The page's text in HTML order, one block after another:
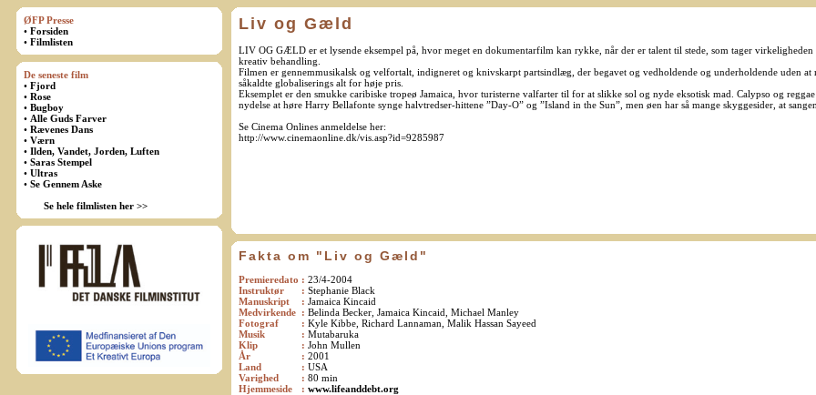
ØFP Presse
• Forsiden
• Filmlisten
De seneste film
• Fjord
• Rose
• Bugboy
• Alle Guds Farver
• Rævenes Dans
• Værn
• Ilden, Vandet, Jorden, Luften
• Saras Stempel
• Ultras
• Se Gennem Aske
Se hele filmlisten her >>
Liv og Gæld
LIV OG GÆLD er et lysende eksempel på, hvor meget en dokumentarfilm kan rykke, når der er talent til stede, som tager
kreativ behandling.
Filmen er gennemmusikalsk og velfortalt, indigneret og knivskarpt partsindlæg, der begavet og vedholdende og underholdende uden
såkaldte globaliserings alt for høje pris.
Eksemplet er den smukke caribiske tropeø Jamaica, hvor turisterne valfarter til for at slikke sol og nyde eksotisk mad. Calypso og
nydelse at høre Harry Bellafonte synge halvtredser-hittene ”Day-O” og ”Island in the Sun”, men øen har så mange skyggesider, at
Se Cinema Onlines anmeldelse her:
http://www.cinemaonline.dk/vis.asp?id=9285987
Fakta om "Liv og Gæld"
Premieredato : 23/4-2004
Instruktør
: Stephanie Black
Manuskript
: Jamaica Kincaid
Medvirkende : Belinda Becker, Jamaica Kincaid, Michael Manley
Fotograf
: Kyle Kibbe, Richard Lannaman, Malik Hassan Sayeed
Musik
: Mutabaruka
Klip
: John Mullen
År
: 2001
Land
: USA
Varighed
: 80 min
Hjemmeside
: www.lifeanddebt.org